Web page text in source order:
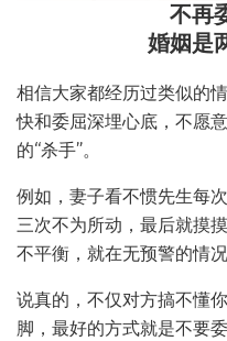
不再
婚姻是
相信大家都经历过类似的
快和委屈深埋心底，不愿
的“杀手”。
例如，妻子看不惯先生每
三次不为所动，最后就摸
不平衡，就在无预警的情况
说真的，不仅对方搞不懂
脚，最好的方式就是不要